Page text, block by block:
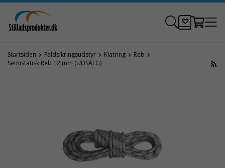
Startsiden Faldsikringsudstyr Klatring
Reb
Semistatisk Reb 12 mm (UDSALG)